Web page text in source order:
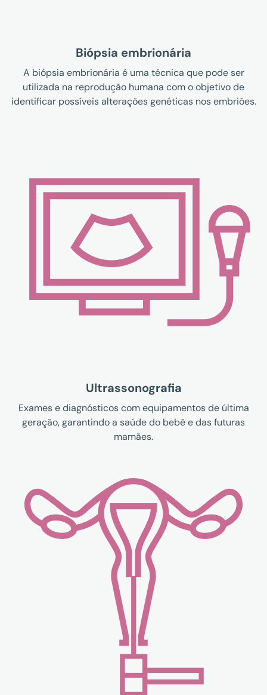
Biópsia embrionária
A biópsia embrionária é uma técnica que pode ser
utilizada na reprodução humana com o objetivo de
identificar possíveis alterações genéticas nos embriões.
Ultrassonografia
Exames e diagnósticos com equipamentos de última
geração, garantindo a saúde do bebê e das futuras
mamães.